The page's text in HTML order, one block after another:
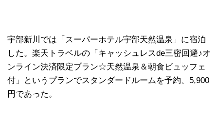
宇部新川では「スーパーホテル宇部天然温泉」に宿泊
した。楽天トラベルの「キャッシュレスde三密回避♪オ
ンライン決済限定プラン☆天然温泉＆朝食ビュッフェ
付」というプランでスタンダードルームを予約、5,900
円であった。